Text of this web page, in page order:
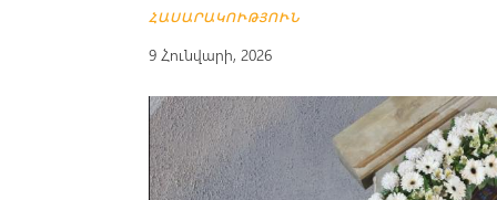
ՀԱՍԱՐԱԿՈՒԹՅՈՒՆ
9 Հունվարի, 2026